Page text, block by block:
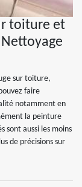
toiture et
sur toiture,
faire
notamment en
la peinture
sont aussi les moins
de précisions sur